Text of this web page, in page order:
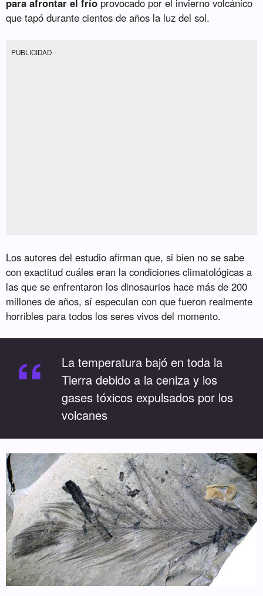
que tapó durante cientos de años la luz del sol.
PUBLICIDAD
Los autores del estudio afirman que, si bien no se sabe
con exactitud cuáles eran la condiciones climatológicas a
las que se enfrentaron los dinosaurios hace más de 200
millones de años, sí especulan con que fueron realmente
horribles para todos los seres vivos del momento.
“
La temperatura bajó en toda la
Tierra debido a la ceniza y los
gases tóxicos expulsados por los
volcanes